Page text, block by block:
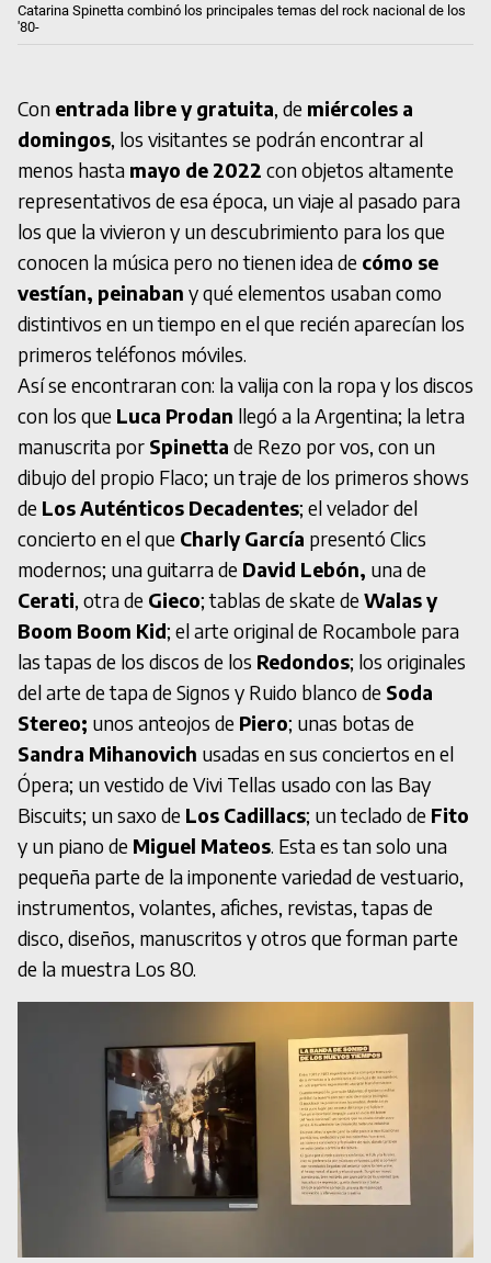
Catarina Spinetta combinó los principales temas del rock nacional de los
'80-
Con entrada libre y gratuita, de miércoles a
domingos, los visitantes se podrán encontrar al
menos hasta mayo de 2022 con objetos altamente
representativos de esa época, un viaje al pasado para
los que la vivieron y un descubrimiento para los que
conocen la música pero no tienen idea de cómo se
vestían, peinaban y qué elementos usaban como
distintivos en un tiempo en el que recién aparecían los
primeros teléfonos móviles.
Así se encontraran con: la valija con la ropa y los discos
con los que Luca Prodan llegó a la Argentina; la letra
manuscrita por Spinetta de Rezo por vos, con un
dibujo del propio Flaco; un traje de los primeros shows
de Los Auténticos Decadentes; el velador del
concierto en el que Charly García presentó Clics
modernos; una guitarra de David Lebón, una de
Cerati, otra de Gieco; tablas de skate deWalas y
Boom Boom Kid; el arte original de Rocambole para
las tapas de los discos de los Redondos; los originales
del arte de tapa de Signos y Ruido blanco de Soda
Stereo; unos anteojos de Piero; unas botas de
Sandra Mihanovich usadas en sus conciertos en el
Ópera; un vestido de Vivi Tellas usado con las Bay
Biscuits; un saxo de Los Cadillacs; un teclado de Fito
y un piano de Miguel Mateos. Esta es tan solo una
pequeña parte de la imponente variedad de vestuario,
instrumentos, volantes, afiches, revistas, tapas de
disco, diseños, manuscritos y otros que forman parte
de la muestra Los 80.